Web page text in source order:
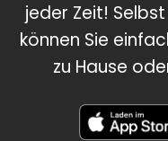
jeder Zeit!
können Sie
zu Hause